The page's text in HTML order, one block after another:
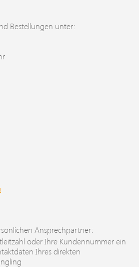
Bestellungen unter:
Ansprechpartner:
oder Ihre Kundennummer ein
Ihres direkten